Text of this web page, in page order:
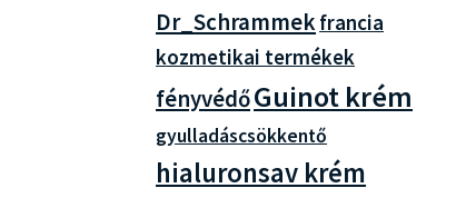
Dr_Schrammekfrancia
kozmetikai termékek
fényvédőGuinot krém
gyulladáscsökkentő
hialuronsav krém